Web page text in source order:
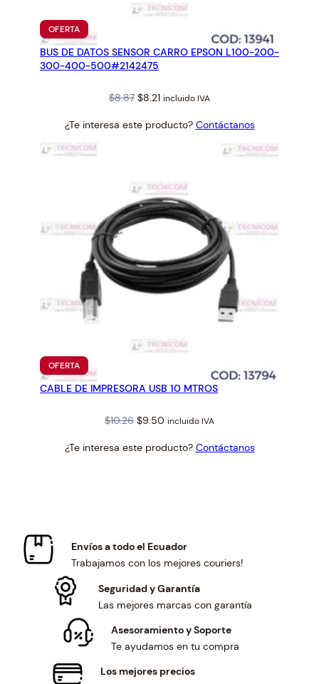
OFERTAPRODUCTO
EN
OFERTA
BUS DE DATOS SENSOR CARRO EPSON L100-200-
300-400-500#2142475
$8.87 Original
was:
$8.21Current
is:
incluido IVA
¿Te interesa este producto? Contáctanos
OFERTAPRODUCTO
EN
OFERTA
CABLE DE IMPRESORA USB 10 MTROS
$10.26 Original
was:
$9.50 Current
is:
incluido IVA
¿Te interesa este producto? Contáctanos
Envíos a todo el Ecuador
Trabajamos con los mejores couriers!
Seguridad y Garantía
Las mejores marcas con garantía
Asesoramiento y Soporte
Te ayudamos en tu compra
Los mejores precios